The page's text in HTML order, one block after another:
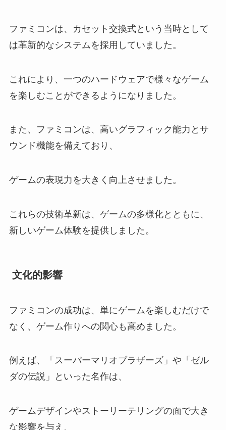
ファミコンは、カセット交換式という当時として
は革新的なシステムを採用していました。
これにより、一つのハードウェアで様々なゲーム
を楽しむことができるようになりました。
また、ファミコンは、高いグラフィック能力とサ
ウンド機能を備えており、
ゲームの表現力を大きく向上させました。
これらの技術革新は、ゲームの多様化とともに、
新しいゲーム体験を提供しました。
文化的影響
ファミコンの成功は、単にゲームを楽しむだけで
なく、ゲーム作りへの関心も高めました。
例えば、「スーパーマリオブラザーズ」や「ゼル
ダの伝説」といった名作は、
ゲームデザインやストーリーテリングの面で大き
な影響を与え、